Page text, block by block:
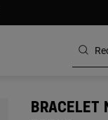
BRACELET